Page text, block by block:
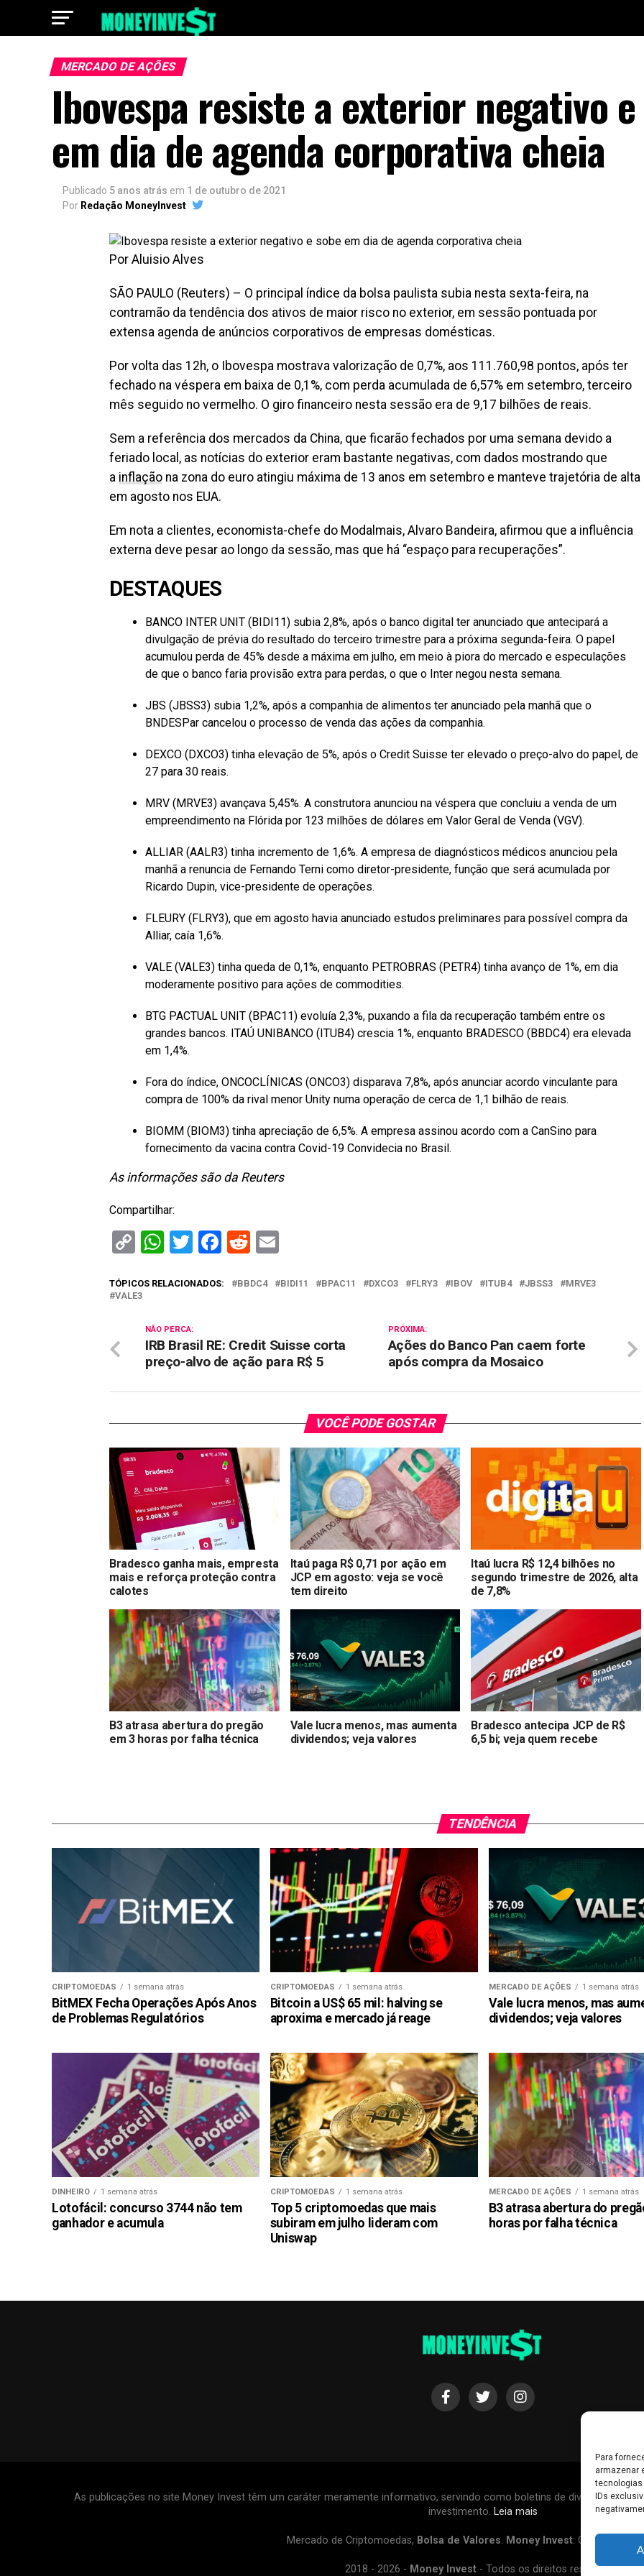
Para
armazenar
tecnologias
IDs
MERCADO DE AÇÕES
Ibovespa resiste a exterior negativo
em dia de agenda corporativa cheia
Publicado 5 anos atrás em 1 de outubro de 2021
Por Redação MoneyInvest
Por Aluisio Alves
SÃO PAULO (Reuters) – O principal índice da bolsa paulista subia nesta sexta-feira, na
contramão da tendência dos ativos de maior risco no exterior, em sessão pontuada por
extensa agenda de anúncios corporativos de empresas domésticas.
Por volta das 12h, o Ibovespa mostrava valorização de 0,7%, aos 111.760,98 pontos, após ter
fechado na véspera em baixa de 0,1%, com perda acumulada de 6,57% em setembro, terceiro
mês seguido no vermelho. O giro financeiro nesta sessão era de 9,17 bilhões de reais.
Sem a referência dos mercados da China, que ficarão fechados por uma semana devido a
feriado local, as notícias do exterior eram bastante negativas, com dados mostrando que
a inflação na zona do euro atingiu máxima de 13 anos em setembro e manteve trajetória de alta
em agosto nos EUA.
Em nota a clientes, economista-chefe do Modalmais, Alvaro Bandeira, afirmou que a influência
externa deve pesar ao longo da sessão, mas que há “espaço para recuperações”.
DESTAQUES
BANCO INTER UNIT (BIDI11) subia 2,8%, após o banco digital ter anunciado que antecipará a
divulgação de prévia do resultado do terceiro trimestre para a próxima segunda-feira. O papel
acumulou perda de 45% desde a máxima em julho, em meio à piora do mercado e especulações
de que o banco faria provisão extra para perdas, o que o Inter negou nesta semana.
JBS (JBSS3) subia 1,2%, após a companhia de alimentos ter anunciado pela manhã que o
BNDESPar cancelou o processo de venda das ações da companhia.
DEXCO (DXCO3) tinha elevação de 5%, após o Credit Suisse ter elevado o preço-alvo do papel, de
27 para 30 reais.
MRV (MRVE3) avançava 5,45%. A construtora anunciou na véspera que concluiu a venda de um
empreendimento na Flórida por 123 milhões de dólares em Valor Geral de Venda (VGV).
ALLIAR (AALR3) tinha incremento de 1,6%. A empresa de diagnósticos médicos anunciou pela
manhã a renuncia de Fernando Terni como diretor-presidente, função que será acumulada por
Ricardo Dupin, vice-presidente de operações.
FLEURY (FLRY3), que em agosto havia anunciado estudos preliminares para possível compra da
Alliar, caía 1,6%.
VALE (VALE3) tinha queda de 0,1%, enquanto PETROBRAS (PETR4) tinha avanço de 1%, em dia
moderamente positivo para ações de commodities.
BTG PACTUAL UNIT (BPAC11) evoluía 2,3%, puxando a fila da recuperação também entre os
grandes bancos. ITAÚ UNIBANCO (ITUB4) crescia 1%, enquanto BRADESCO (BBDC4) era elevada
em 1,4%.
Fora do índice, ONCOCLÍNICAS (ONCO3) disparava 7,8%, após anunciar acordo vinculante para
compra de 100% da rival menor Unity numa operação de cerca de 1,1 bilhão de reais.
BIOMM (BIOM3) tinha apreciação de 6,5%. A empresa assinou acordo com a CanSino para
fornecimento da vacina contra Covid-19 Convidecia no Brasil.
As informações são da Reuters
Compartilhar:
CopyWhatsApp
Twitter
Facebook
Reddit
TÓPICOS RELACIONADOS: BBDC4 BIDI11 BPAC11 DXCO3 FLRY3 IBOV ITUB4 JBSS3
MRVE3
VALE3
PRÓXIMA:
Ações do Banco Pan caem forte
após compra da Mosaico
NÃO PERCA:
IRB Brasil RE: Credit Suisse corta
preço-alvo de ação para R$ 5
VOCÊ PODE GOSTAR
Bradesco ganha mais, empresta
mais e reforça proteção contra
calotes
Itaú paga R$ 0,71 por ação em
JCP em agosto: veja se você
tem direito
Itaú lucra R$ 12,4 bilhões no
segundo trimestre de 2026, alta
de 7,8%
B3 atrasa abertura do pregão
em 3 horas por falha técnica
Vale lucra menos, mas aumenta
dividendos; veja valores
Bradesco antecipa JCP de R$
6,5 bi; veja quem recebe
TENDÊNCIA
CRIPTOMOEDAS 1 semana atrás
BitMEX Fecha Operações Após Anos
de Problemas Regulatórios
CRIPTOMOEDAS 1 semana atrás
Bitcoin a US$ 65 mil: halving se
aproxima e mercado já reage
MERCADO DE AÇÕES 1 semana atrás
Vale lucra menos, mas
dividendos; veja valores
DINHEIRO 1 semana atrás
Lotofácil: concurso 3744 não tem
ganhador e acumula
CRIPTOMOEDAS 1 semana atrás
Top 5 criptomoedas que mais
subiram em julho lideram com
Uniswap
MERCADO DE AÇÕES 1 semana atrás
B3 atrasa abertura do
horas por falha técnica
As publicações no site Money Invest têm um caráter meramente informativo, servindo como boletins de divulgação, e
investimento. Leia mais
Mercado de Criptomoedas, Bolsa de Valores. Money Invest: O futuro do
2018 - 2026 - Money Invest- Todos os direitos reservados